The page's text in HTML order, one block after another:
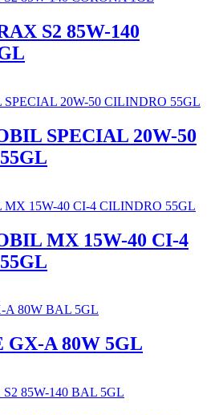
S2 85W-140
SPECIAL 20W-50
MX 15W-40 CI-4
A 80W 5GL